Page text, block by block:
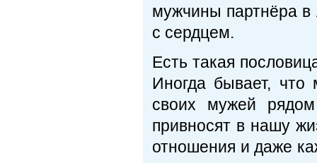
мужчины партнёра в
с сердцем.
Есть такая
Иногда бывает,
своих мужей
привносят в нашу
отношения и даже